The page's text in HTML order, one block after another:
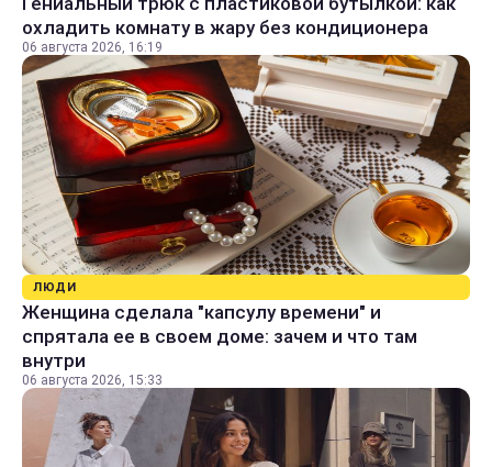
охладить комнату в жару без кондиционера
06 августа 2026, 16:19
ЛЮДИ
Женщина сделала "капсулу времени" и
спрятала ее в своем доме: зачем и что там
внутри
06 августа 2026, 15:33